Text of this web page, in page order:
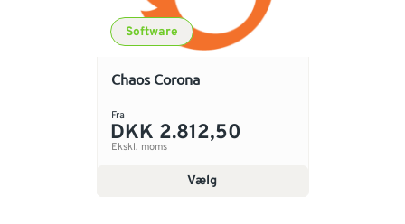
Software
Chaos Corona
Fra
DKK 2.812,50
Ekskl. moms
Vælg